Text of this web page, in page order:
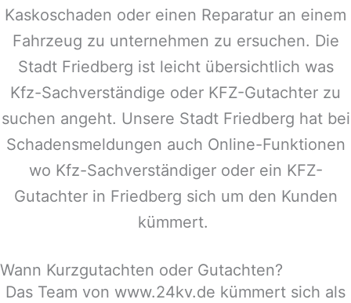
Kaskoschaden oder einen Reparatur an einem
Fahrzeug zu unternehmen zu ersuchen. Die
Stadt Friedberg ist leicht übersichtlich was
Kfz-Sachverständige oder KFZ-Gutachter zu
suchen angeht. Unsere Stadt Friedberg hat bei
Schadensmeldungen auch Online-Funktionen
wo Kfz-Sachverständiger oder ein KFZ-
Gutachter in Friedberg sich um den Kunden
kümmert.
Wann Kurzgutachten oder Gutachten?
Das Team von www.24kv.de kümmert sich als